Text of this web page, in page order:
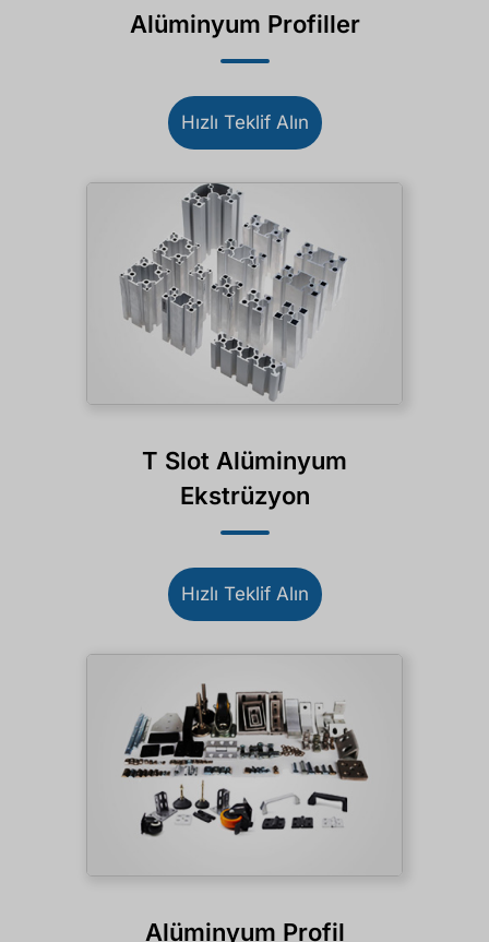
Alüminyum Profiller
Hızlı Teklif Alın
T Slot Alüminyum
Ekstrüzyon
Hızlı Teklif Alın
Alüminyum Profil